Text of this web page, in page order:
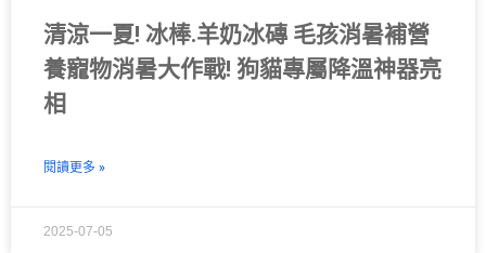
清涼一夏! 冰棒.羊奶冰磚 毛孩消暑補營
養寵物消暑大作戰! 狗貓專屬降溫神器亮
相
閱讀更多 »
2025-07-05